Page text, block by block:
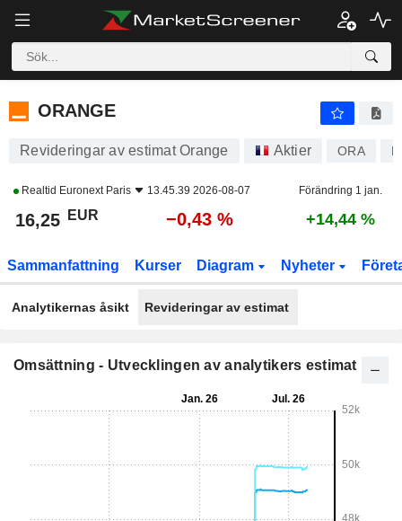
ORANGE
ORANGE
Revideringar av estimat Orange Aktier ORA
Realtid Euronext Paris 13.45.39 2026-08-07 Förändring 1 jan.
16,25 EUR −0,43 % +14,44 %
Sammanfattning Kurser Diagram Nyheter
Analytikernas åsikt Revideringar av estimat
Omsättning - Utvecklingen av analytikers estimat